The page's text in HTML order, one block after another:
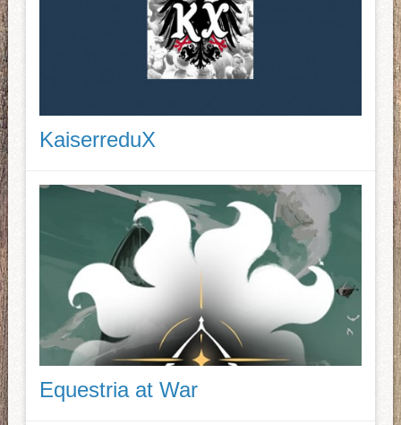
KaiserreduX
Equestria at War